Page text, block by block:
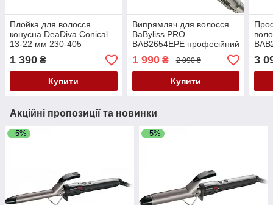
Плойка для волосся
конусна DеaDiva Conical
13-22 мм 230-405
1 390 ₴
Купити
Випрямляч для волосся
BaByliss PRO
BAB2654EPE професійний
стайлер з технологією EP
5.0, 25 мм, 130–210°C
1 990₴ 2 090 ₴
Купити
мм
3
Акційні пропозиції та новинки
–5% –5%